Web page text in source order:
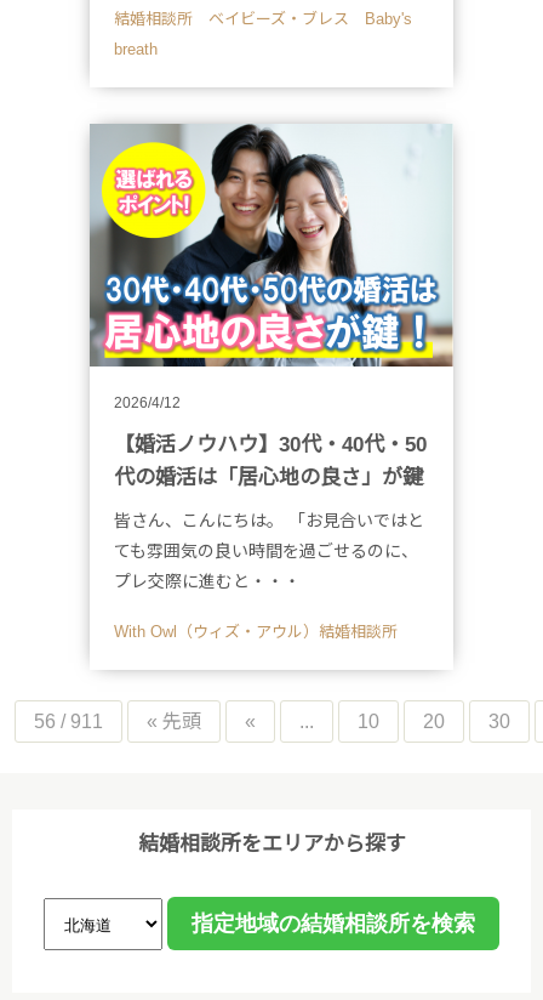
結婚相談所 ベイビーズ・ブレス Baby's
breath
2026/4/12
【婚活ノウハウ】30代・40代・50
代の婚活は「居心地の良さ」が鍵
皆さん、こんにちは。 「お見合いではと
ても雰囲気の良い時間を過ごせるのに、
プレ交際に進むと・・・
With Owl（ウィズ・アウル）結婚相談所
56 / 911 « 先頭 « ... 10 20 30
結婚相談所をエリアから探す